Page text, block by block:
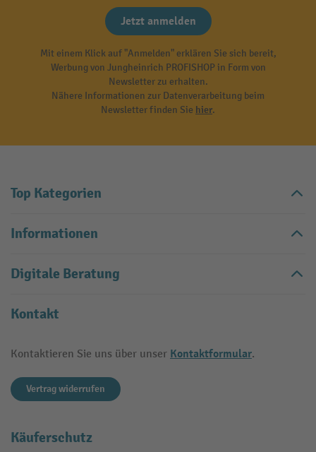
Jetzt anmelden
Mit einem Klick auf "Anmelden" erklären Sie sich bereit,
Werbung von Jungheinrich PROFISHOP in Form von
Newsletter zu erhalten.
Nähere Informationen zur Datenverarbeitung beim
Newsletter finden Sie hier.
Top Kategorien
Informationen
Digitale Beratung
Kontakt
Kontaktieren Sie uns über unser Kontaktformular.
Vertrag widerrufen
Käuferschutz